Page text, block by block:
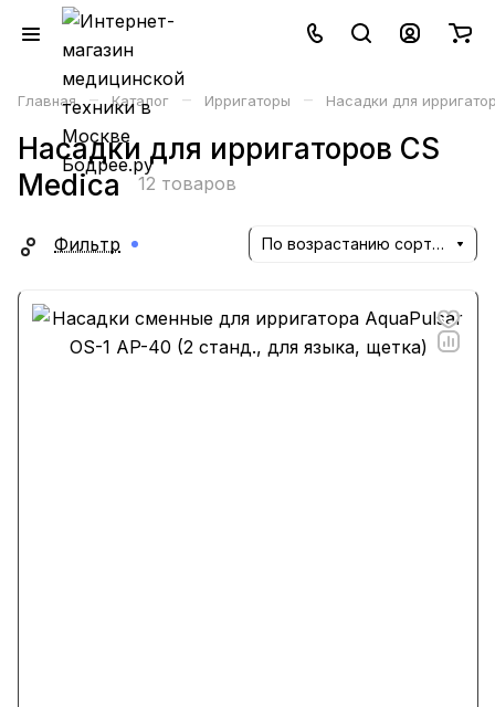
Главная – Каталог – Ирригаторы – Насадки для
Насадки для ирригаторов CS
Medica
12 товаров
Фильтр По возрастанию сортировки